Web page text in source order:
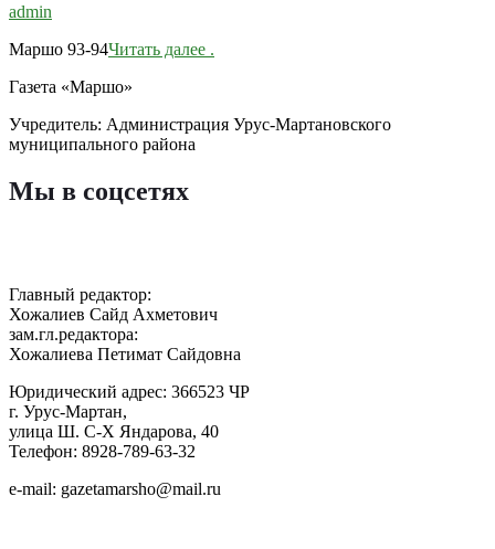
admin
Маршо 93-94Читать далее .
Газета «Маршо»
Учредитель: Администрация Урус-Мартановского
муниципального района
Мы в соцсетях
Главный редактор:
Хожалиев Сайд Ахметович
зам.гл.редактора:
Хожалиева Петимат Сайдовна
Юридический адрес: 366523 ЧР
г. Урус-Мартан,
улица Ш. С-Х Яндарова, 40
Телефон: 8928-789-63-32
e-mail: gazetamarsho@mail.ru